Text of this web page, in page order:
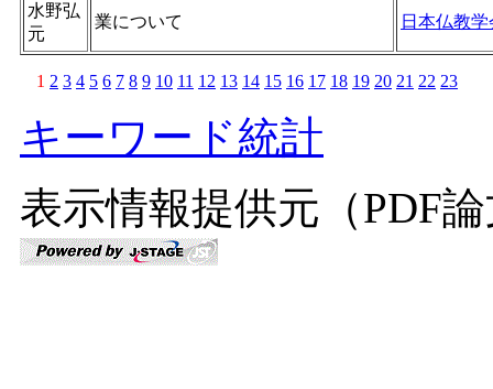
水野弘
元
業について 日本仏教
1 2 3 4 5 6 7 8 9 10 11 12 13 14 15 16 17 18 19 20 21 22 23
キーワード統計
表示情報提供元（PDF